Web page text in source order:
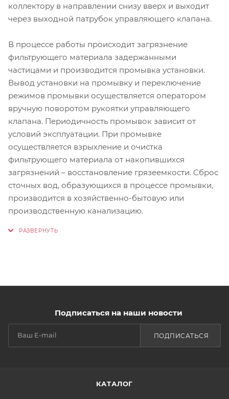
коллектору в направлении снизу вверх и выходит
через выходной патрубок управляющего клапана.
В процессе работы происходит загрязнение
фильтрующего материала задержанными
частицами и производится промывка установки.
Вывод установки на промывку и переключение
режимов промывки осуществляется оператором
вручную поворотом рукоятки управляющего
клапана. Периодичность промывок зависит от
условий эксплуатации. При промывке
осуществляется взрыхление и очистка
фильтрующего материала от накопившихся
загрязнений – восстановление грязеемкости. Сброс
сточных вод, образующихся в процессе промывки,
производится в хозяйственно-бытовую или
производственную канализацию.
Подписаться на наши новости
ПОДПИСАТЬСЯ
КАТАЛОГ